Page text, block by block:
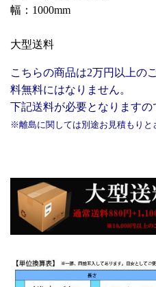
幅：1000mm
大型送料
こちらの商品は2万円以上の
料無料にはなりません。
下記送料が必要となりますの
※離島に関しては別途お見積もりと